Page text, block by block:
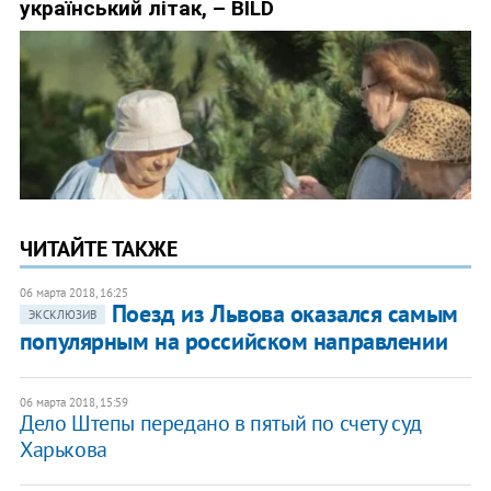
ЧИТАЙТЕ ТАКЖЕ
06 марта 2018, 16:25
ЭКСКЛЮЗИВ
Поезд из Львова оказался самым
популярным на российском направлении
06 марта 2018, 15:59
Дело Штепы передано в пятый по счету суд
Харькова